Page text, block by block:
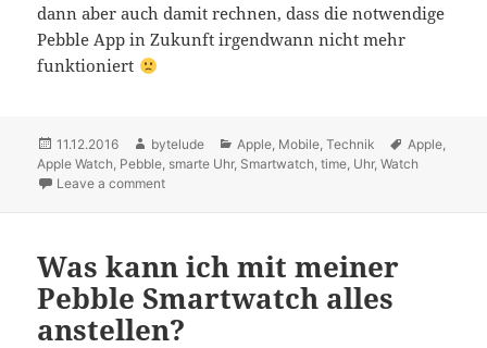
dann aber auch damit rechnen, dass die notwendige
Pebble App in Zukunft irgendwann nicht mehr
funktioniert
Posted
on
11.12.2016 Author
bytelude Categories
Apple Mobile ,Technik Tags
Apple
Apple Watch Pebble smarte Uhr, Smartwatch ,time Uhr,Watch
Leave a comment
Was kann ich mit meiner
Pebble Smartwatch alles
anstellen?